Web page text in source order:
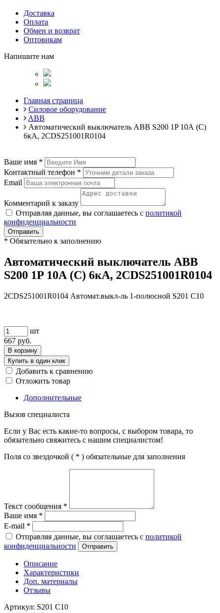
Доставка
Оплата
Обмен и возврат
Оптовикам
Напишите нам
Главная страница
Силовое оборудование
ABB
Автоматический выключатель ABB S200 1P 10А (C)
6кА, 2CDS251001R0104
Ваше имя *
Контактный телефон *
Email
Комментарий к заказу
Отправляя данные, вы соглашаетесь с политикой
конфиденциальности
Отправить
* Обязательно к заполнению
Автоматический выключатель ABB
S200 1P 10А (C) 6кА, 2CDS251001R0104
2CDS251001R0104 Автомат.выкл-ль 1-полюсной S201 C10
шт
667 руб.
В корзину
Купить в один клик
Добавить к сравнению
Отложить товар
Дополнительные
Вызов специалиста
Если у Вас есть какие-то вопросы, с выбором товара, то
обязательно свяжитесь с нашим специалистом!
Поля со звездочкой ( * ) обязательные для заполнения
Текст сообщения *
Ваше имя *
E-mail *
Отправляя данные, вы соглашаетесь с политикой
конфиденциальности
Отправить
Описание
Характеристики
Доп. материалы
Отзывы
Артикул: S201 C10